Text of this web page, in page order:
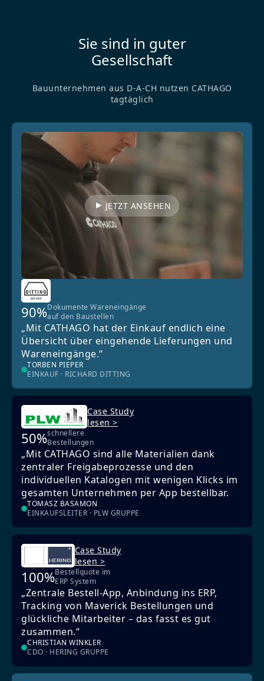
Sie sind in guter
Gesellschaft
Bauunternehmen aus D-A-CH nutzen CATHAGO
tagtäglich
JETZT ANSEHEN
90%Dokumente Wareneingänge
auf den Baustellen
„Mit CATHAGO hat der Einkauf endlich eine
Übersicht über eingehende Lieferungen und
Wareneingänge.“
TORBEN PIEPER
EINKAUF · RICHARD DITTING
Case Study
lesen >
50%schnellere
Bestellungen
„Mit CATHAGO sind alle Materialien dank
zentraler Freigabeprozesse und den
individuellen Katalogen mit wenigen Klicks im
gesamten Unternehmen per App bestellbar.
TOMASZ BASAMON
EINKAUFSLEITER · PLW GRUPPE
Case Study
lesen >
100%Bestellquote im
ERP System
„Zentrale Bestell-App, Anbindung ins ERP,
Tracking von Maverick Bestellungen und
glückliche Mitarbeiter – das fasst es gut
zusammen.“
CHRISTIAN WINKLER
CDO · HERING GRUPPE